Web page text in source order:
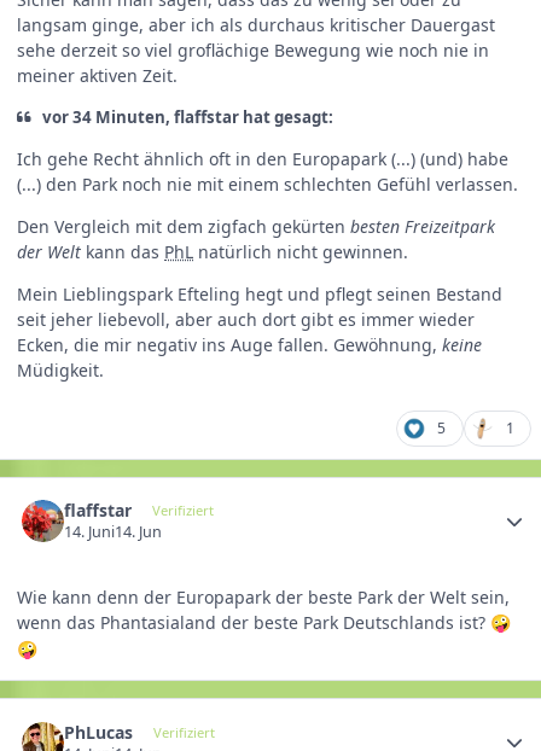
langsam ginge, aber ich als durchaus kritischer Dauergast
sehe derzeit so viel groflächige Bewegung wie noch nie in
meiner aktiven Zeit.
vor 34 Minuten, flaffstar hat gesagt:
Ich gehe Recht ähnlich oft in den Europapark (...) (und) habe
(...) den Park noch nie mit einem schlechten Gefühl verlassen.
Den Vergleich mit dem zigfach gekürten besten Freizeitpark
der Welt kann das PhL natürlich nicht gewinnen.
Mein Lieblingspark Efteling hegt und pflegt seinen Bestand
seit jeher liebevoll, aber auch dort gibt es immer wieder
Ecken, die mir negativ ins Auge fallen. Gewöhnung, keine
Müdigkeit.
5 1
flaffstar Verifiziert
14. Juni14. Jun
Wie kann denn der Europapark der beste Park der Welt sein,
wenn das Phantasialand der beste Park Deutschlands ist? 🤪
🤪
PhLucas Verifiziert